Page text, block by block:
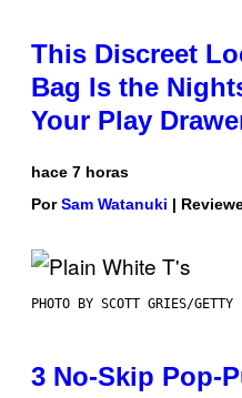
This Discreet
Bag Is the
Your Play
hace 7 horas
PorSam Watanuki |
PHOTO BY SCOTT GRIES/GETTY
3 No-Skip Pop-